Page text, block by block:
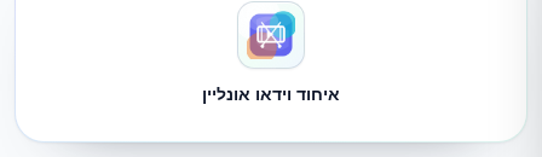
איחוד וידאו אונליין